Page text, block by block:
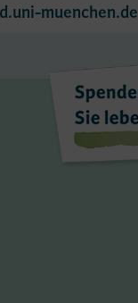
muenchen.de